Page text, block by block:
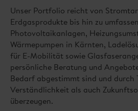
Unser Portfolio reicht von
Erdgasprodukte bis hin zu
Photovoltaikanlagen,
Wärmepumpen in Kärnten,
für E-Mobilität sowie
persönliche Beratung und
Bedarf abgestimmt sind und durch
Verständlichkeit als auch
überzeugen.